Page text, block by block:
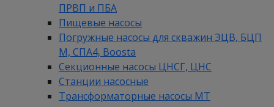
ПРВП и ПБА
Пищевые насосы
Погружные насосы для скважин ЭЦВ, БЦП
М, СПА4, Boosta
Секционные насосы ЦНСГ, ЦНС
Станции насосные
Трансформаторные насосы МТ